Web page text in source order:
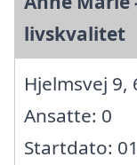
livskvalitet
Hjelmsvej 9,
Ansatte: 0
Startdato: